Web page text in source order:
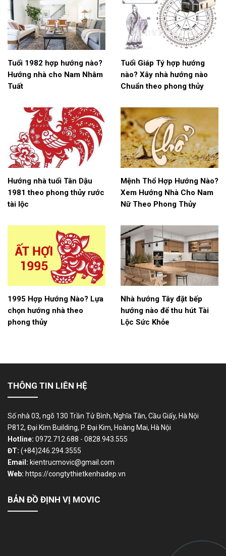
Tuổi 1982 hợp hướng nào?
Hướng nhà cho Nam Nhâm
Tuất
Tuổi Giáp Tý hợp hướng
nào? Xây nhà hướng nào
Chuẩn theo phong thủy
Hướng nhà tuổi Tân Dậu
1981 theo phong thủy rước
tài lộc
Mệnh Thổ Hợp Hướng Nào?
Xem Hướng Nhà Cho Nam
Nữ Theo Phong Thủy
1995 Hợp Hướng Nào? Lựa
chọn hướng nhà theo
phong thủy
Nhà hướng Tây đặt bếp
hướng nào để thu hút Tài
Lộc Sức Khỏe
THÔNG TIN LIÊN HỆ
Số nhà 03, ngõ 130 Trần Tử Bình, Nghĩa Tân, Cầu Giấy, Hà Nội
P812, Đại Kim Building, P. Đại Kim, Hoàng Mai, Hà Nội
Hotline: 0972.712.688 - 0828.943.555
ĐT: (+84)246.294.3555
Email: kientrucmovic@gmail.com
Web: https://congtythietkenhadep.vn
BẢN ĐỒ ĐỊNH VỊ MOVIC